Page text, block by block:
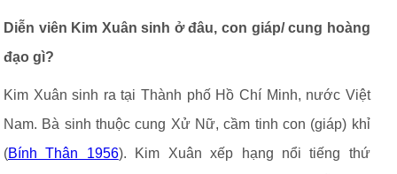
Diễn viên Kim Xuân sinh ở đâu, con giáp/ cung hoàng
đạo gì?
Kim Xuân sinh ra tại Thành phố Hồ Chí Minh, nước Việt
Nam. Bà sinh thuộc cung Xử Nữ, cầm tinh con (giáp) khỉ
(Bính Thân 1956). Kim Xuân xếp hạng nổi tiếng thứ